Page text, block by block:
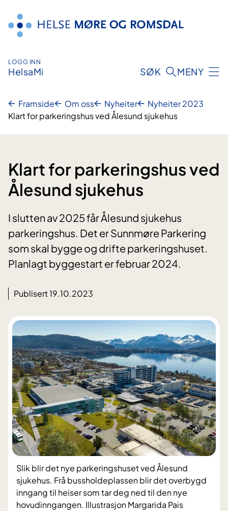
innhald
LOGG INN
HelsaMi SØK MENY
Framside Om oss Nyheiter
Nyheiter 2023
Klart for parkeringshus ved Ålesund sjukehus
Klart for parkeringshus ved
Ålesund sjukehus
I slutten av 2025 får Ålesund sjukehus
parkeringshus. Det er Sunnmøre Parkering
som skal bygge og drifte parkeringshuset.
Planlagt byggestart er februar 2024.
Publisert 19.10.2023
Slik blir det nye parkeringshuset ved Ålesund
sjukehus. Frå bussholdeplassen blir det overbygd
inngang til heiser som tar deg ned til den nye
hovudinngangen. Illustrasjon Margarida Pais